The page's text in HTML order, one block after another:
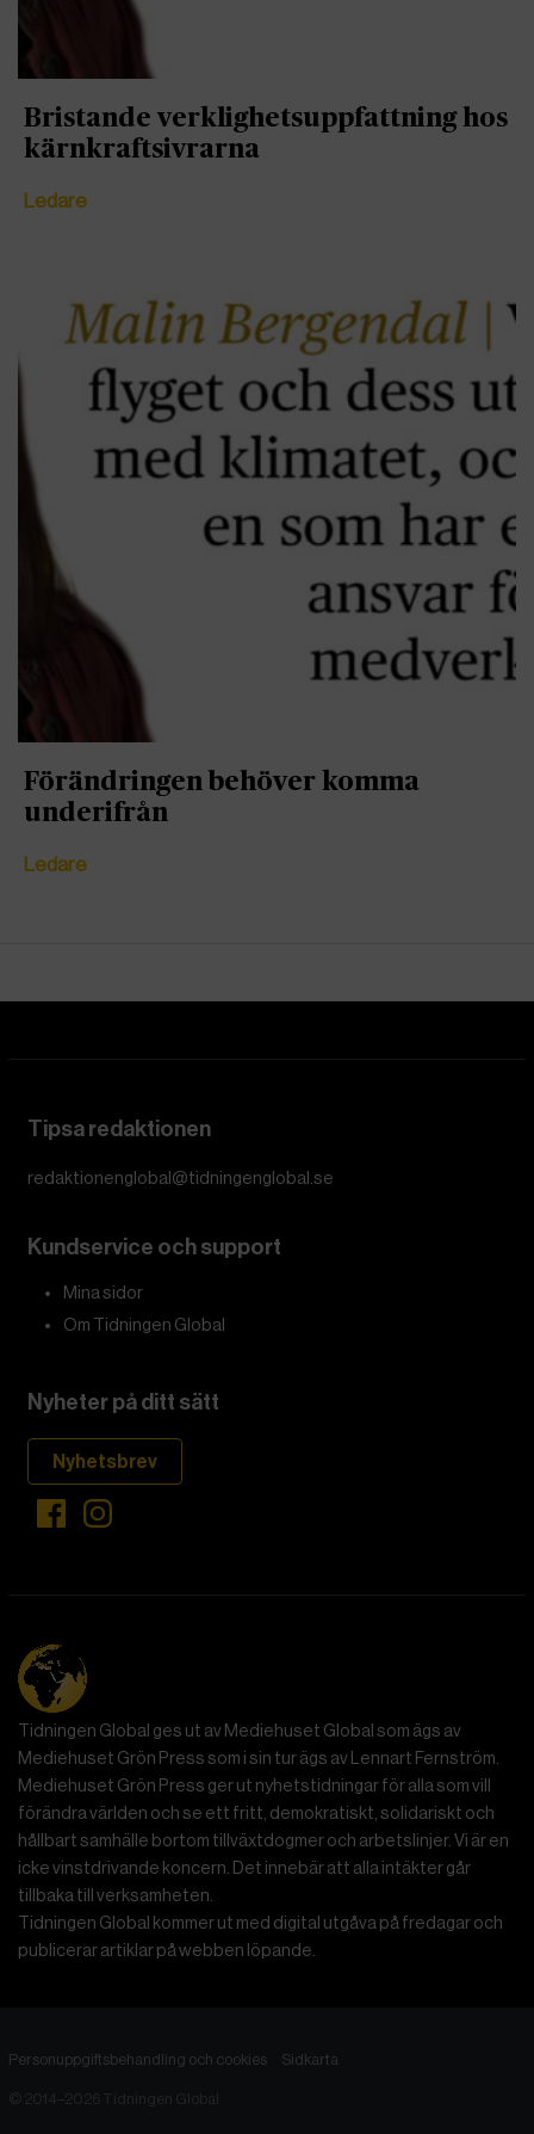
Bristande verklighetsuppfattning hos
kärnkraftsivrarna
Ledare
Förändringen behöver komma
underifrån
Ledare
Tipsa redaktionen
redaktionenglobal@tidningenglobal.se
Kundservice och support
Mina sidor
Om Tidningen Global
Nyheter på ditt sätt
Nyhetsbrev
Tidningen Global ges ut av Mediehuset Global som ägs av
Mediehuset Grön Press som i sin tur ägs av Lennart Fernström.
Mediehuset Grön Press ger ut nyhetstidningar för alla som vill
förändra världen och se ett fritt, demokratiskt, solidariskt och
hållbart samhälle bortom tillväxtdogmer och arbetslinjer. Vi är en
icke vinstdrivande koncern. Det innebär att alla intäkter går
tillbaka till verksamheten.
Tidningen Global kommer ut med digital utgåva på fredagar och
publicerar artiklar på webben löpande.
Personuppgiftsbehandling och cookies Sidkarta
© 2014–2026 Tidningen Global